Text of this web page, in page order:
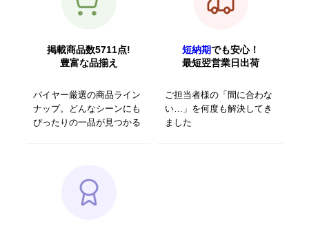
掲載商品数5711点!
豊富な品揃え
バイヤー厳選の商品ライン
ナップ。どんなシーンにも
ぴったりの一品が見つかる
短納期でも安心！
最短翌営業日出荷
ご担当者様の「間に合わな
い…」を何度も解決してき
ました